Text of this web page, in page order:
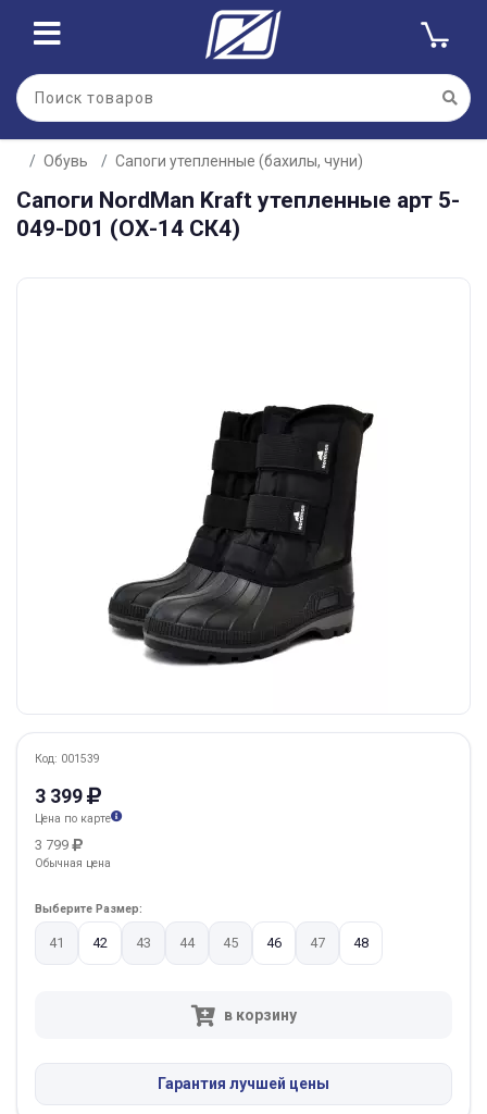
Обувь Сапоги утепленные (бахилы, чуни)
Сапоги NordMаn Kraft утепленные арт 5-
049-D01 (ОХ-14 СК4)
Код: 001539
3 399
Цена по карте
3 799
Обычная цена
Выберите Размер:
41 42 43 44 45 46 47 48
в корзину
Гарантия лучшей цены